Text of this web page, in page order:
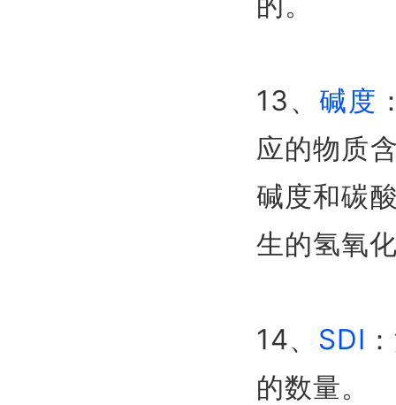
13、 碱度
应的物质
碱度和碳
生的氢氧
14、 SDI
的数量。